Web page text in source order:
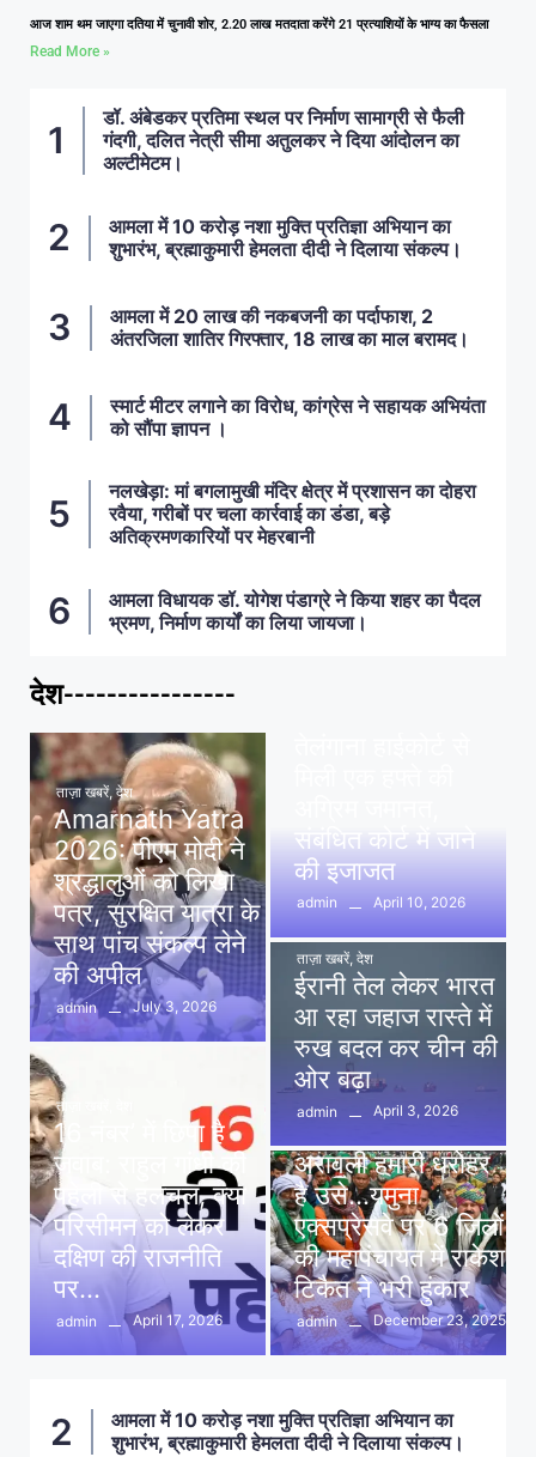
आज शाम थम जाएगा दतिया में चुनावी शोर, 2.20 लाख मतदाता करेंगे 21 प्रत्याशियों के भाग्य का फैसला
Read More »
डॉ. अंबेडकर प्रतिमा स्थल पर निर्माण सामाग्री से फैली
गंदगी, दलित नेत्री सीमा अतुलकर ने दिया आंदोलन का
अल्टीमेटम।
आमला में 10 करोड़ नशा मुक्ति प्रतिज्ञा अभियान का
शुभारंभ, ब्रह्माकुमारी हेमलता दीदी ने दिलाया संकल्प।
आमला में 20 लाख की नकबजनी का पर्दाफाश, 2
अंतरजिला शातिर गिरफ्तार, 18 लाख का माल बरामद।
स्मार्ट मीटर लगाने का विरोध, कांग्रेस ने सहायक अभियंता
को सौंपा ज्ञापन ।
नलखेड़ा: मां बगलामुखी मंदिर क्षेत्र में प्रशासन का दोहरा
रवैया, गरीबों पर चला कार्रवाई का डंडा, बड़े
अतिक्रमणकारियों पर मेहरबानी
आमला विधायक डॉ. योगेश पंडाग्रे ने किया शहर का पैदल
भ्रमण, निर्माण कार्यों का लिया जायजा।
देश----------------
ताज़ा खबरें, देश
Amarnath Yatra
2026: पीएम मोदी ने
श्रद्धालुओं को लिखा
पत्र, सुरक्षित यात्रा के
साथ पांच संकल्प लेने
की अपील
admin July 3, 2026
ताज़ा खबरें
16 नंबर’ में छिपा है
जवाब: राहुल गांधी की
पहेली से हलचल, क्या
परिसीमन को लेकर
दक्षिण की राजनीति
पर…
admin April 17, 2026
संबंधित कोर्ट में जाने
की इजाजत
admin April 10, 2026
ताज़ा खबरें, देश
ईरानी तेल लेकर भारत
आ रहा जहाज रास्ते में
रुख बदल कर चीन की
ओर बढ़ा
admin
April 3, 2026
अरावली हमारी धरोहर
है उसे…यमुना
एक्सप्रेसवे पर 6 जिलों
की महापंचायत में राकेश
टिकैत ने भरी हुंकार
admin December 23, 2025
2
आमला में 10 करोड़ नशा मुक्ति प्रतिज्ञा अभियान का
शुभारंभ, ब्रह्माकुमारी हेमलता दीदी ने दिलाया संकल्प।